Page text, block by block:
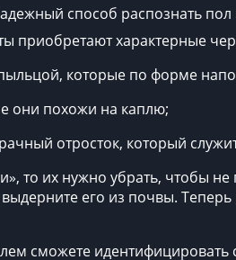
способ распознать пол
приобретают характерные
которые по форме
они похожи на каплю;
отросток, который
то их нужно убрать, чтобы
его из почвы.
сможете идентифицировать